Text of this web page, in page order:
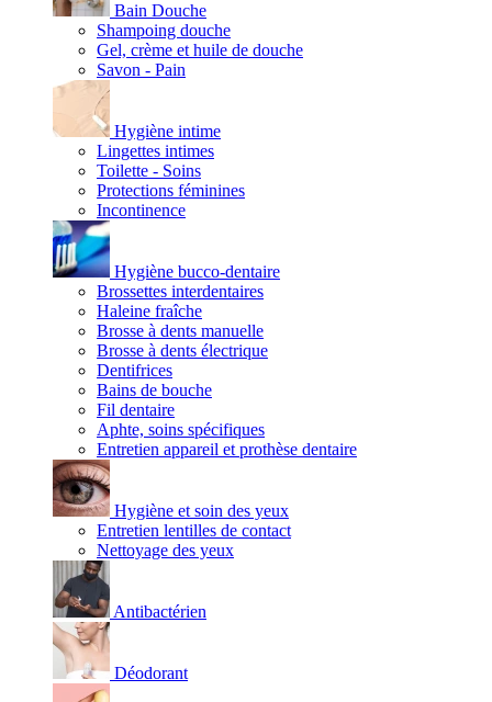
Bain Douche
Shampoing douche
Gel, crème et huile de douche
Savon - Pain
Hygiène intime
Lingettes intimes
Toilette - Soins
Protections féminines
Incontinence
Hygiène bucco-dentaire
Brossettes interdentaires
Haleine fraîche
Brosse à dents manuelle
Brosse à dents électrique
Dentifrices
Bains de bouche
Fil dentaire
Aphte, soins spécifiques
Entretien appareil et prothèse dentaire
Hygiène et soin des yeux
Entretien lentilles de contact
Nettoyage des yeux
Antibactérien
Déodorant